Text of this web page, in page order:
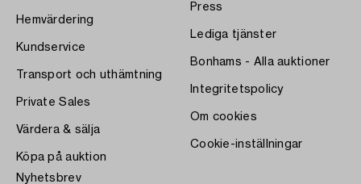
Hemvärdering
Kundservice
Transport och uthämtning
Private Sales
Värdera & sälja
Köpa på auktion
Press
Lediga tjänster
Bonhams - Alla auktioner
Integritetspolicy
Om cookies
Cookie-inställningar
Nyhetsbrev